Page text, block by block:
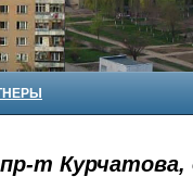
т Курчатова,